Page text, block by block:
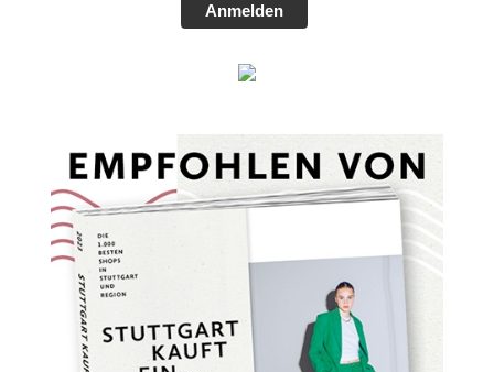
Anmelden